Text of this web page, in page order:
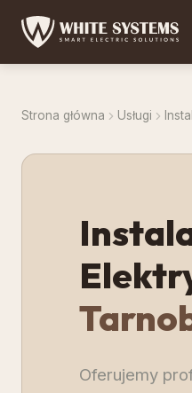
Strona główna Usługi
Oferujemy